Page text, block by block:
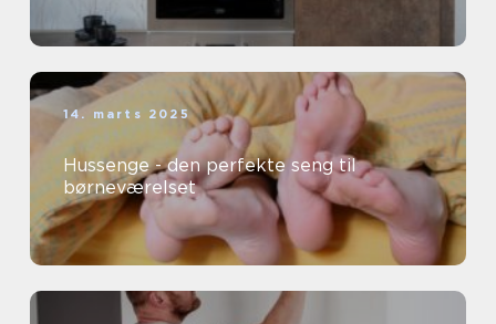
14. marts 2025
Hussenge - den perfekte seng til
børneværelset